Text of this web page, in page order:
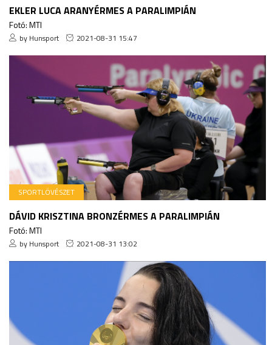
EKLER LUCA ARANYÉRMES A PARALIMPIÁN
Fotó: MTI
by Hunsport 2021-08-31 15:47
SPORTLÖVÉSZET
DÁVID KRISZTINA BRONZÉRMES A PARALIMPIÁN
Fotó: MTI
by Hunsport 2021-08-31 13:02